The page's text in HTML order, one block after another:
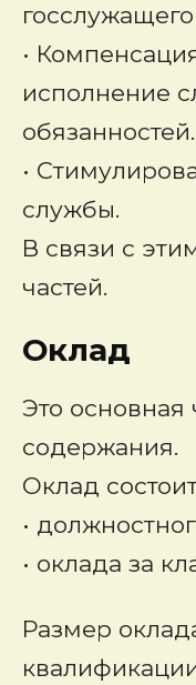
•
исполнение
обязанностей.
•
службы.
В связи с
частей.
Оклад
Это основная
содержания.
Оклад
•
• оклада за
Размер